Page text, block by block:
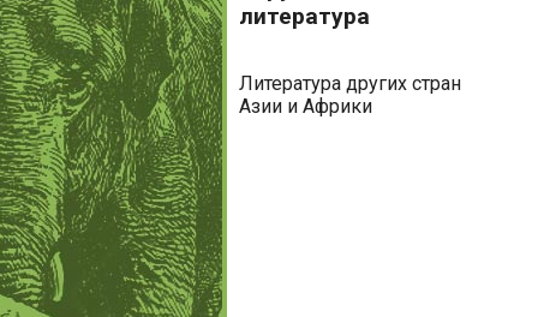
литература
Литература других стран
Азии и Африки